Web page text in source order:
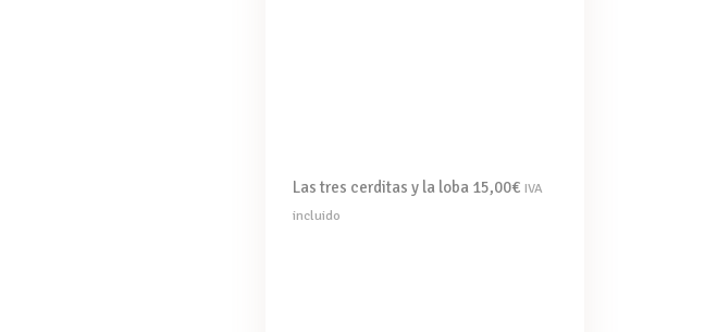
Las tres cerditas y la loba 15,00€ IVA
incluido